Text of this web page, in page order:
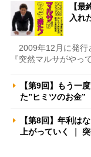
【
入れ
2009年12月に発行
『突然マルサがやっ
【第9回】もう一
た”ヒミツのお金”
【第8回】年利は
上がっていく ｜